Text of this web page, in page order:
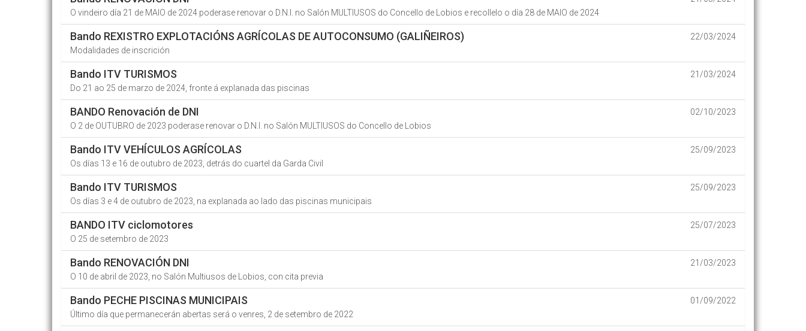
O vindeiro día 21 de MAIO de 2024 poderase renovar o D.N.I. no Salón MULTIUSOS do Concello de Lobios e recollelo o día 28 de MAIO de 2024
22/03/2024
Bando REXISTRO EXPLOTACIÓNS AGRÍCOLAS DE AUTOCONSUMO (GALIÑEIROS)
Modalidades de inscrición
21/03/2024
Bando ITV TURISMOS
Do 21 ao 25 de marzo de 2024, fronte á explanada das piscinas
02/10/2023
BANDO Renovación de DNI
O 2 de OUTUBRO de 2023 poderase renovar o D.N.I. no Salón MULTIUSOS do Concello de Lobios
25/09/2023
Bando ITV VEHÍCULOS AGRÍCOLAS
Os días 13 e 16 de outubro de 2023, detrás do cuartel da Garda Civil
25/09/2023
Bando ITV TURISMOS
Os días 3 e 4 de outubro de 2023, na explanada ao lado das piscinas municipais
25/07/2023
BANDO ITV ciclomotores
O 25 de setembro de 2023
21/03/2023
Bando RENOVACIÓN DNI
O 10 de abril de 2023, no Salón Multiusos de Lobios, con cita previa
01/09/2022
Bando PECHE PISCINAS MUNICIPAIS
Último día que permanecerán abertas será o venres, 2 de setembro de 2022